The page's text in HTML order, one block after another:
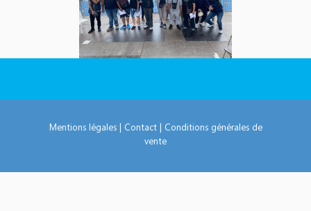
Mentions légales| Contact| Conditions générales de
vente